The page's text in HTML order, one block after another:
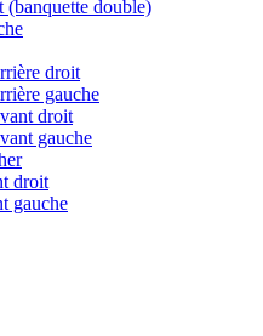
(banquette double)
droit
gauche
droit
gauche
droit
gauche